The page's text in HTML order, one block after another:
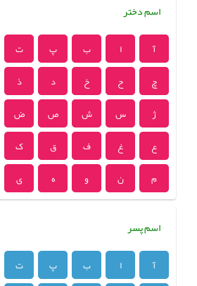
اسم دختر
آ ا ب پ ت
چ
ح خ د ذ
ژ
س ش ص ض
ع
غ ف ق ک
م
ن و ه ی
اسم پسر
آ ا ب پ ت